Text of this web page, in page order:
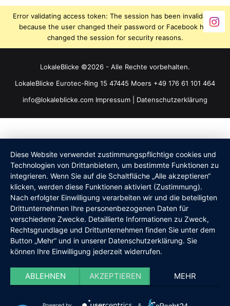
Error validating access token: The session has been invalidated
because the user changed their password or Facebook has
changed the session for security reasons.
LokaleBlicke ©2026 - Alle Rechte vorbehalten.
LokaleBlicke Eurotec-Ring 15 47445 Moers +49 176 61 101 464
info@lokaleblicke.com Impressum Datenschutzerklärung
Diese Website verwendet zustimmungspflichtige cookies und
Technologien von Drittanbietern, um bestimmte Funktionen zu
integrieren. Wenn Sie auf die Schaltfläche „Alle akzeptieren“
klicken, werden diese Funktionen aktiviert (Zustimmung).
Nach erfolgter Einwilligung verarbeiten wir und die beteiligten
Drittunternehmen Ihre personenbezogenen Daten für
verschiedene Zwecke. Detaillierte Informationen zu Zweck,
Rechtsgrundlage und Drittunternehmen finden Sie unter dem
Button „Mehr“ und in unserer Datenschutzerklärung. Sie
können Ihre Einwilligung jederzeit widerrufen.
ABLEHNEN AKZEPTIEREN MEHR